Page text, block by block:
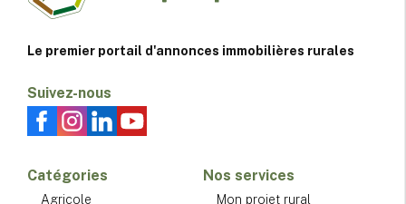
Le premier portail d'annonces immobilières rurales
Suivez-nous
Catégories
Agricole
Nos services
Mon projet rural